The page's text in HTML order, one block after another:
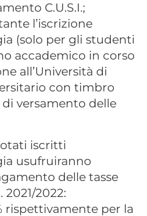
C.U.S.I.;
l’iscrizione
(solo per gli studenti
accademico in corso
all’Università di
con timbro
versamento delle
iscritti
usufruiranno
delle tasse
2021/2022:
rispettivamente per la